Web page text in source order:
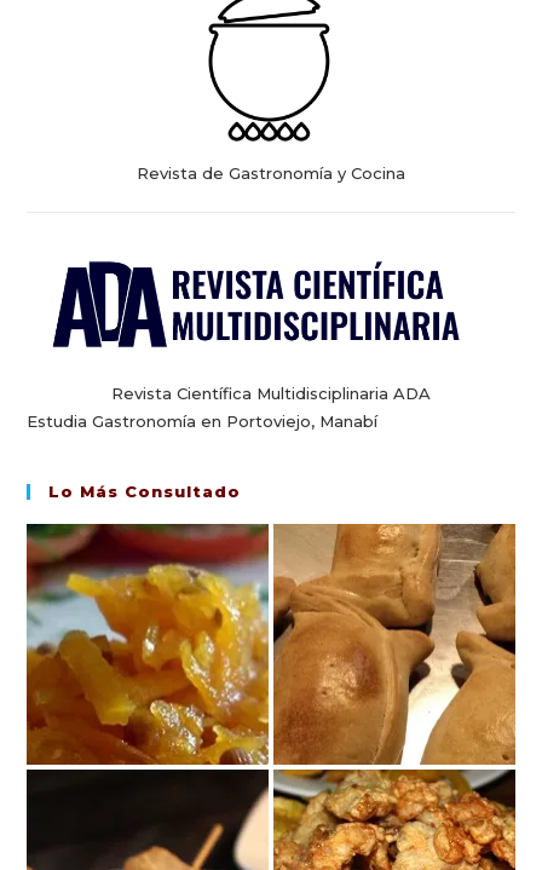
Revista de Gastronomía y Cocina
Revista Científica Multidisciplinaria ADA
Estudia Gastronomía en Portoviejo, Manabí
Lo Más Consultado